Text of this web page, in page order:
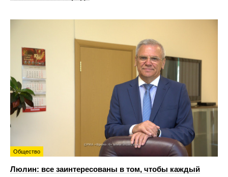
Общество
Люлин: все заинтересованы в том, чтобы каждый